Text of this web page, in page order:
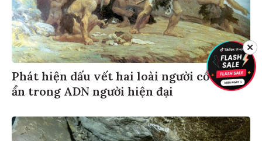
Phát hiện dấu vết hai loài người cổ đại bí
ẩn trong ADN người hiện đại
✕